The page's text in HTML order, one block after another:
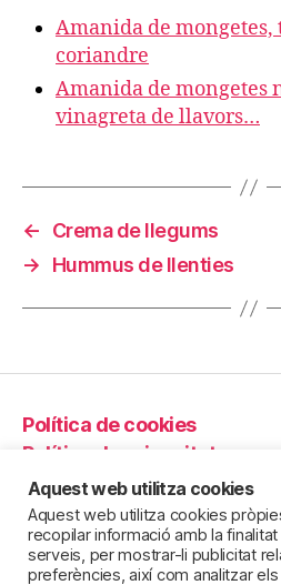
Amanida de
coriandre
Amanida de mongetes
vinagreta de llavors…
←
Crema de llegums
→
Hummus de llenties
Política de cookies
Política de privacitat
Política d’innocuïtat
Avís legal
Novetats
Aquest web utilitza cookies
Aquest web utilitza cookies
recopilar informació amb la
serveis, per mostrar-li publicitat
preferències, així com analitzar